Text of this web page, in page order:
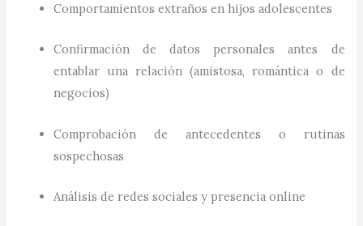
Comportamientos extraños en hijos adolescentes
Confirmación de datos personales antes de
entablar una relación (amistosa, romántica o de
negocios)
Comprobación de antecedentes o rutinas
sospechosas
Análisis de redes sociales y presencia online